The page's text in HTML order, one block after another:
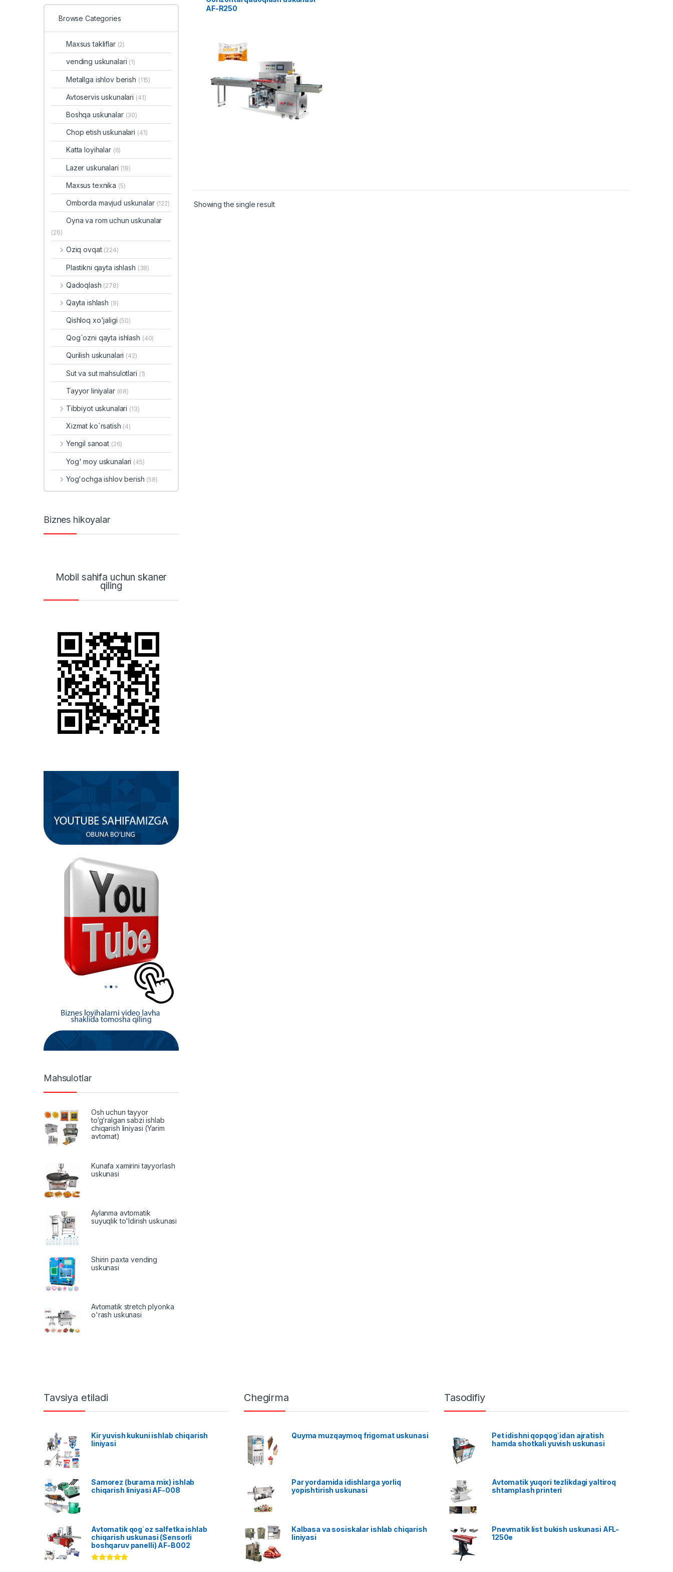
AF-R250
Showing the single result
Browse Categories
Maxsus takliflar (2)
vending uskunalari (1)
Metallga ishlov berish (115)
Avtoservis uskunalari (41)
Boshqa uskunalar (30)
Chop etish uskunalari (41)
Katta loyihalar (6)
Lazer uskunalari (18)
Maxsus texnika (5)
Omborda mavjud uskunalar (122)
Oyna va rom uchun uskunalar
(26)
Oziq ovqat (224)
Plastikni qayta ishlash (38)
Qadoqlash (278)
Qayta ishlash (9)
Qishloq xo'jaligi (50)
Qog`ozni qayta ishlash (40)
Qurilish uskunalari (42)
Sut va sut mahsulotlari (1)
Tayyor liniyalar (68)
Tibbiyot uskunalari (13)
Xizmat ko`rsatish (4)
Yengil sanoat (26)
Yog' moy uskunalari (45)
Yog'ochga ishlov berish (58)
Biznes hikoyalar
Mobil sahifa uchun skaner
qiling
Mahsulotlar
Osh uchun tayyor
to‘g‘ralgan sabzi ishlab
chiqarish liniyasi (Yarim
avtomat)
Kunafa xamirini tayyorlash
uskunasi
Aylanma avtomatik
suyuqlik to'ldirish uskunasi
Shirin paxta vending
uskunasi
Avtomatik stretch plyonka
o'rash uskunasi
Tavsiya etiladi
Kir yuvish kukuni ishlab chiqarish
liniyasi
Samorez (burama mix) ishlab
chiqarish liniyasi AF-008
Avtomatik qog`oz salfetka ishlab
chiqarish uskunasi (Sensorli
boshqaruv panelli) AF-B002
Chegirma
Quyma muzqaymoq frigomat uskunasi
Par yordamida idishlarga yorliq
yopishtirish uskunasi
Kalbasa va sosiskalar ishlab chiqarish
liniyasi
Tasodifiy
Pet idishni qopqog`idan ajratish
hamda shotkali yuvish uskunasi
Avtomatik yuqori tezlikdagi yaltiroq
shtamplash printeri
Pnevmatik list bukish uskunasi AFL-
1250e